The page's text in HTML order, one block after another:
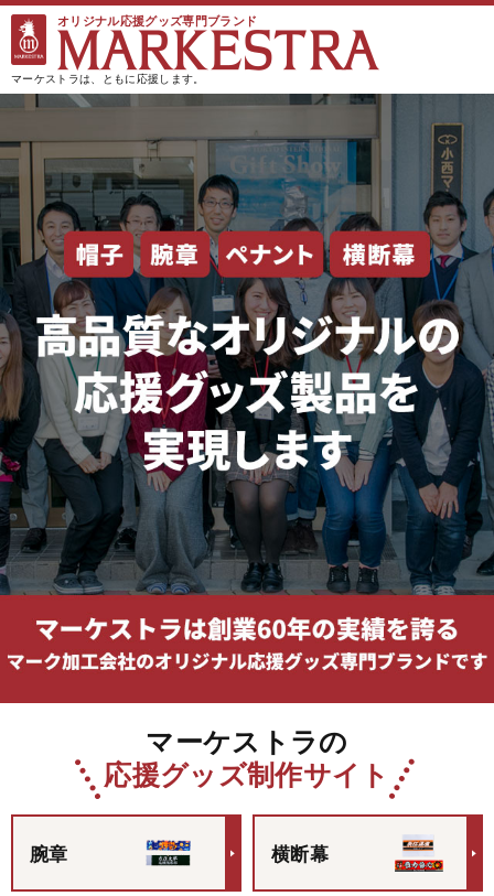
オリジナル応援グッズ専門ブランド
マーケストラは、ともに応援します。
マーケストラの
応援グッズ制作サイト
腕章 横断幕